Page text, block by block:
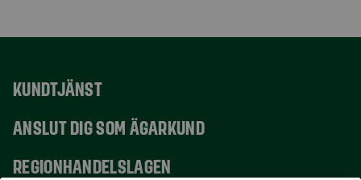
KUNDTJÄNST
ANSLUT DIG SOM ÄGARKUND
REGIONHANDELSLAGEN